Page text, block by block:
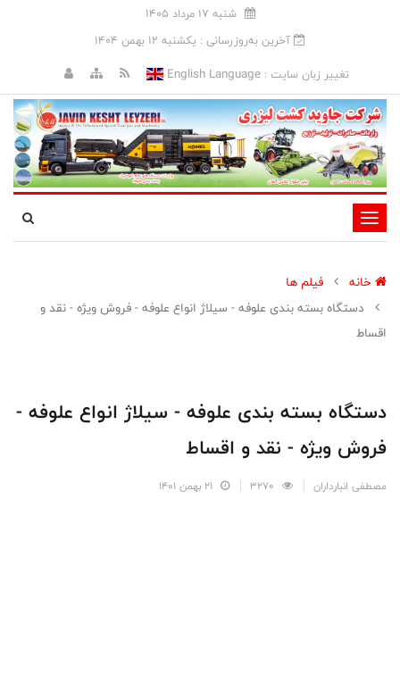
شنبه 17 مرداد 1405
آخرین به‌روزرسانی : يکشنبه 12 بهمن 1404
تغییر زبان سایت :English Language
تغییر
وضعیت
ناوبری
خانه
فیلم ها
دستگاه بسته بندی علوفه - سیلاژ انواع علوفه - فروش ویژه - نقد و
اقساط
دستگاه بسته بندی علوفه - سیلاژ انواع علوفه -
فروش ویژه - نقد و اقساط
مصطفی انبارداران